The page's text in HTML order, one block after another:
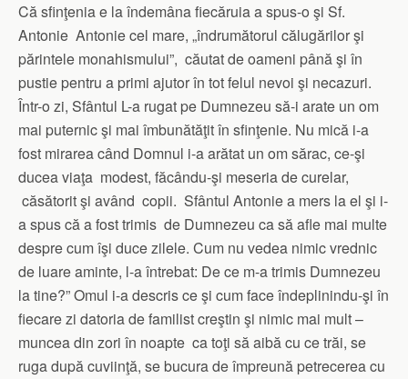
Că sfinţenia e la îndemâna fiecăruia a spus-o şi Sf.
Antonie Antonie cel mare, „îndrumătorul călugărilor şi
părintele monahismului”, căutat de oameni până şi în
pustie pentru a primi ajutor în tot felul nevoi şi necazuri.
Într-o zi, Sfântul L-a rugat pe Dumnezeu să-i arate un om
mai puternic şi mai îmbunătăţit în sfinţenie. Nu mică i-a
fost mirarea când Domnul i-a arătat un om sărac, ce-şi
ducea viaţa modest, făcându-şi meseria de curelar,
căsătorit şi având copii. Sfântul Antonie a mers la el şi i-
a spus că a fost trimis de Dumnezeu ca să afle mai multe
despre cum îşi duce zilele. Cum nu vedea nimic vrednic
de luare aminte, l-a întrebat: De ce m-a trimis Dumnezeu
la tine?” Omul i-a descris ce şi cum face îndeplinindu-şi în
fiecare zi datoria de familist creştin şi nimic mai mult –
muncea din zori în noapte ca toţi să aibă cu ce trăi, se
ruga după cuviinţă, se bucura de împreună petrecerea cu